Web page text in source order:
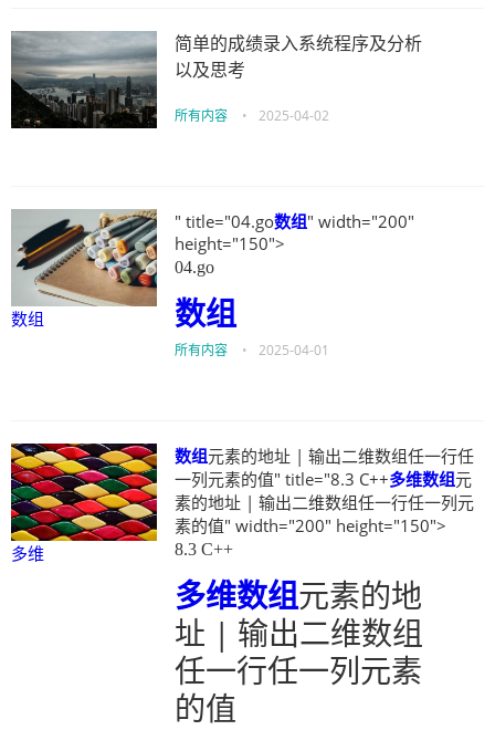
简单的成绩录入系统程序及分析
以及思考
所有内容 • 2025-04-02
数组
" title="04.go数组" width="200"
height="150">
04.go
数组
所有内容 • 2025-04-01
多维
数组元素的地址 | 输出二维数组任一行任
一列元素的值" title="8.3 C++多维数组元
素的地址 | 输出二维数组任一行任一列元
素的值" width="200" height="150">
8.3 C++
多维数组元素的地
址 | 输出二维数组
任一行任一列元素
的值